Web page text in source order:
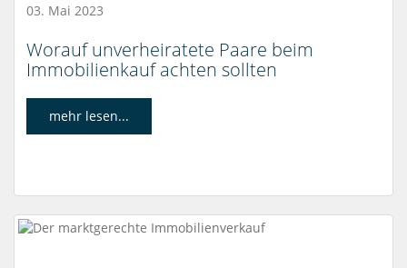
03. Mai 2023
Worauf unverheiratete Paare beim
Immobilienkauf achten sollten
mehr lesen...